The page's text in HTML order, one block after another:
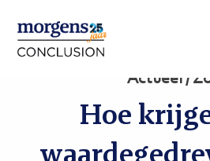
Actueel /
Hoe